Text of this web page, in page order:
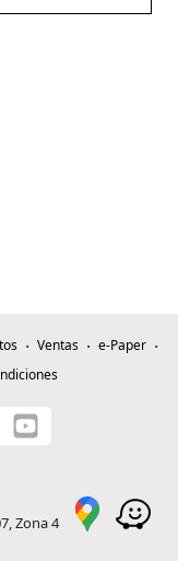
Ventas
e-Paper
Zona 4